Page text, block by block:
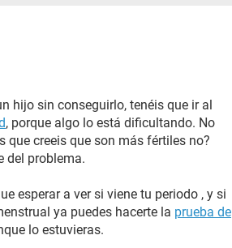
hijo sin conseguirlo, tenéis que ir al
, porque algo lo está dificultando. No
que creeis que son más fértiles no?
del problema.
esperar a ver si viene tu periodo , y si
ya puedes hacerte la prueba de
lo estuvieras.